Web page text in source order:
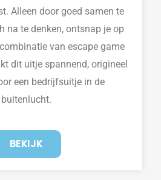
Alleen door goed samen te
na te denken, ontsnap je op
van escape game
dit uitje spannend, origineel
een bedrijfsuitje in de
buitenlucht.
BEKIJK